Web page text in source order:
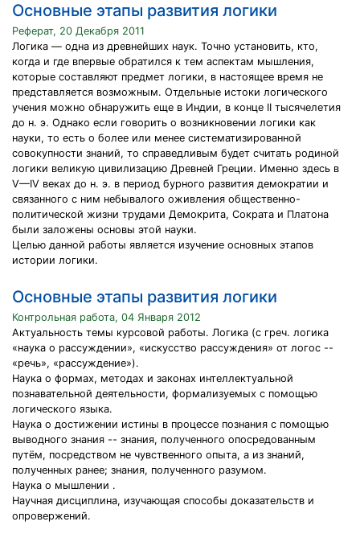
Основные этапы развития логики
Реферат, 20 Декабря 2011
Логика — одна из древнейших наук. Точно установить, кто,
когда и где впервые обратился к тем аспектам мышления,
которые составляют предмет логики, в настоящее время не
представляется возможным. Отдельные истоки логического
учения можно обнаружить еще в Индии, в конце II тысячелетия
до н. э. Однако если говорить о возникновении логики как
науки, то есть о более или менее систематизированной
совокупности знаний, то справедливым будет считать родиной
логики великую цивилизацию Древней Греции. Именно здесь в
V—IV веках до н. э. в период бурного развития демократии и
связанного с ним небывалого оживления общественно-
политической жизни трудами Демокрита, Сократа и Платона
были заложены основы этой науки.
Целью данной работы является изучение основных этапов
истории логики.
Основные этапы развития логики
Контрольная работа, 04 Января 2012
Актуальность темы курсовой работы. Логика (с греч. логика
«наука о рассуждении», «искусство рассуждения» от логос --
«речь», «рассуждение»).
Наука о формах, методах и законах интеллектуальной
познавательной деятельности, формализуемых с помощью
логического языка.
Наука о достижении истины в процессе познания с помощью
выводного знания -- знания, полученного опосредованным
путём, посредством не чувственного опыта, а из знаний,
полученных ранее; знания, полученного разумом.
Наука о мышлении .
Научная дисциплина, изучающая способы доказательств и
опровержений.